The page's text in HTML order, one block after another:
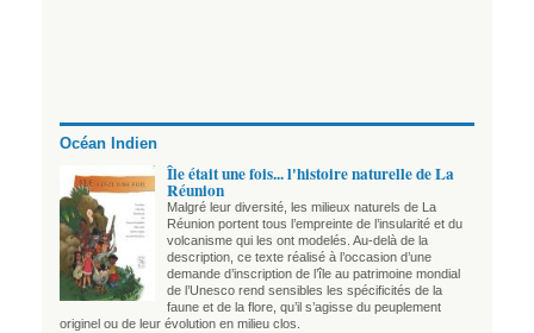
Océan Indien
Île était une fois... l'histoire naturelle de La
Réunion
Malgré leur diversité, les milieux naturels de La
Réunion portent tous l’empreinte de l’insularité et du
volcanisme qui les ont modelés. Au-delà de la
description, ce texte réalisé à l’occasion d’une
demande d’inscription de l’île au patrimoine mondial
de l’Unesco rend sensibles les spécificités de la
faune et de la flore, qu’il s’agisse du peuplement
originel ou de leur évolution en milieu clos.